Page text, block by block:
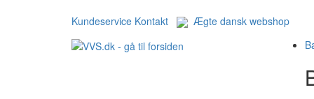
Kundeservice Kontakt
Ægte dansk webshop